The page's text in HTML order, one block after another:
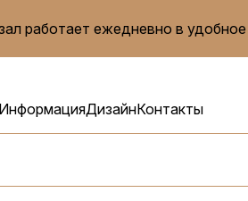
работает ежедневно в
ИнформацияДизайнКонтакты